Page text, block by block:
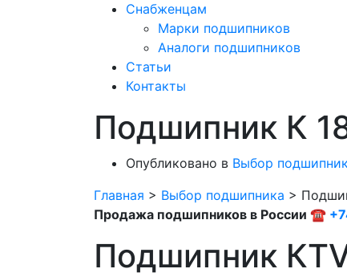
Снабженцам
Марки подшипников
Аналоги подшипников
Статьи
Контакты
Подшипник К
Опубликовано в Выбор
Главная > Выбор подшипника >
Продажа подшипников в России ☎
Подшипник